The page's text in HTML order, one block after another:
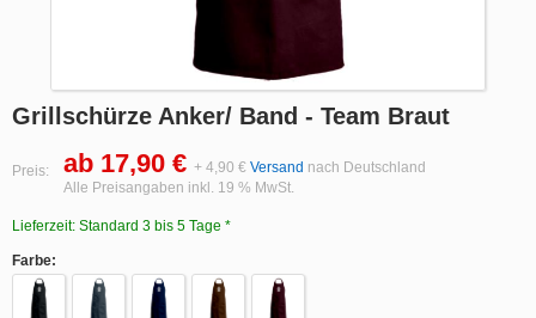
Grillschürze Anker/ Band - Team Braut
Preis: ab 17,90 € + 4,90 € Versand nach Deutschland
Alle Preisangaben inkl. 19 % MwSt.
Lieferzeit: Standard 3 bis 5 Tage *
Farbe: